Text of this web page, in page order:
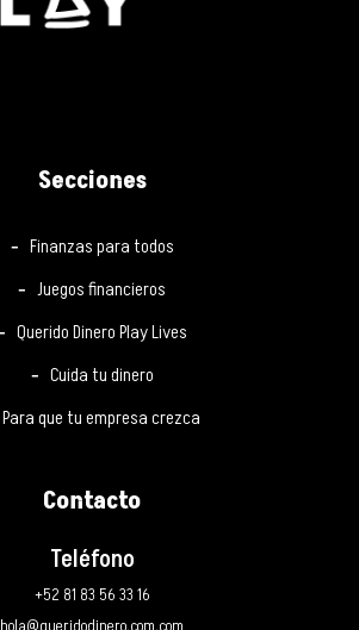
Secciones
Finanzas para todos
Juegos financieros
Querido Dinero Play Lives
Cuida tu dinero
Para que tu empresa crezca
Contacto
Teléfono
+52 81 83 56 33 16